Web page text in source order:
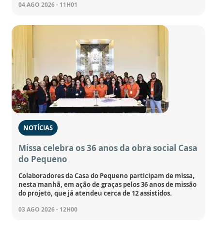
04 AGO 2026 - 11H01
NOTÍCIAS
Missa celebra os 36 anos da obra social Casa
do Pequeno
Colaboradores da Casa do Pequeno participam de missa,
nesta manhã, em ação de graças pelos 36 anos de missão
do projeto, que já atendeu cerca de 12 assistidos.
03 AGO 2026 - 12H00